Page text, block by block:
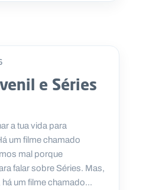
e Séries
a tua vida para
um filme chamado
mal porque
falar sobre Séries. Mas,
um filme chamado...